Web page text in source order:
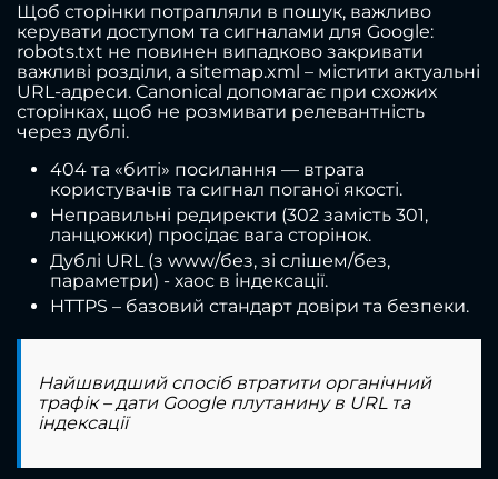
Щоб сторінки потрапляли в пошук, важливо
керувати доступом та сигналами для Google:
robots.txt не повинен випадково закривати
важливі розділи, а sitemap.xml – містити актуальні
URL-адреси. Canonical допомагає при схожих
сторінках, щоб не розмивати релевантність
через дублі.
404 та «биті» посилання — втрата
користувачів та сигнал поганої якості.
Неправильні редиректи (302 замість 301,
ланцюжки) просідає вага сторінок.
Дублі URL (з www/без, зі слішем/без,
параметри) - хаос в індексації.
HTTPS – базовий стандарт довіри та безпеки.
Найшвидший спосіб втратити органічний
трафік – дати Google плутанину в URL та
індексації